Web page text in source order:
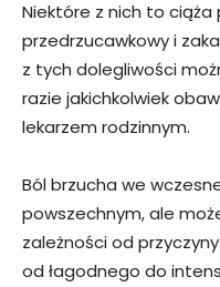
Niektóre z nich to
przedrzucawkowy i
z tych dolegliwości
razie jakichkolwiek
lekarzem rodzinnym.
Ból brzucha we
powszechnym, ale
zależności od
od łagodnego do